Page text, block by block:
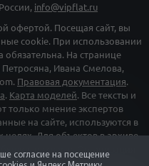
info@vipflat.ru
офертой. Посещая сайт, вы
cookie. При использовании
На странице
Ивана Смелова,
Правовая документация.
. Карта моделей. Все тексты и
только мнение экспертов
на сайте, используются в
Для объектов в архиве
в рекламе. Организация
«Facebook» и «Instagram»,
согласие на посещение